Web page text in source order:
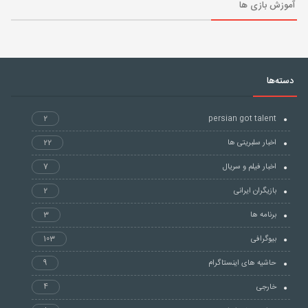
آموزش بازی ها
دسته‌ها
persian got talent
2
اخبار سلبریتی ها
22
اخبار فیلم و سریال
7
بازیگران ایرانی
2
برنامه ها
3
بیوگرافی
103
حاشیه های اینستاگرام
9
خارجی
4